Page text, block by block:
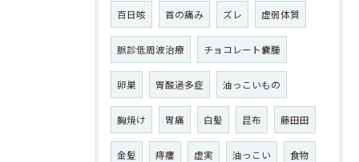
百日咳 首の痛み ズレ 虚弱体質
脈診低周波治療 チョコレート嚢腫
卵巣 胃酸過多症 油っこいもの
胸焼け 胃痛 白髪 昆布 藤田田
金髪 痔瘻 虚実 油っこい 食物